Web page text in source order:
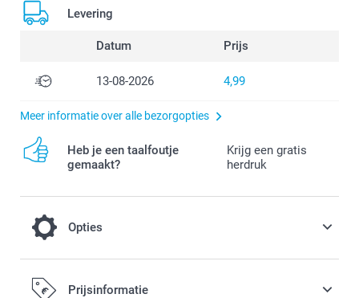
Levering
Datum Prijs
13-08-2026 4,99
Meer informatie over alle bezorgopties
Heb je een taalfoutje
gemaakt?
Krijg een gratis
herdruk
Opties
Afkoeling op een warme dag
Prijsinformatie